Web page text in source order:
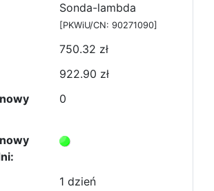
Sonda-lambda
[PKWiU/CN: 90271090]
750.32 zł
922.90 zł
0
1 dzień